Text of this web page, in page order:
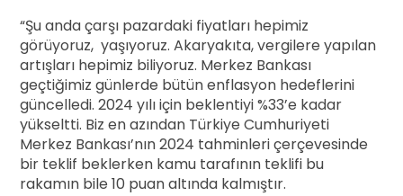
“Şu anda çarşı pazardaki fiyatları hepimiz
görüyoruz, yaşıyoruz. Akaryakıta, vergilere yapılan
artışları hepimiz biliyoruz. Merkez Bankası
geçtiğimiz günlerde bütün enflasyon hedeflerini
güncelledi. 2024 yılı için beklentiyi %33’e kadar
yükseltti. Biz en azından Türkiye Cumhuriyeti
Merkez Bankası’nın 2024 tahminleri çerçevesinde
bir teklif beklerken kamu tarafının teklifi bu
rakamın bile 10 puan altında kalmıştır.